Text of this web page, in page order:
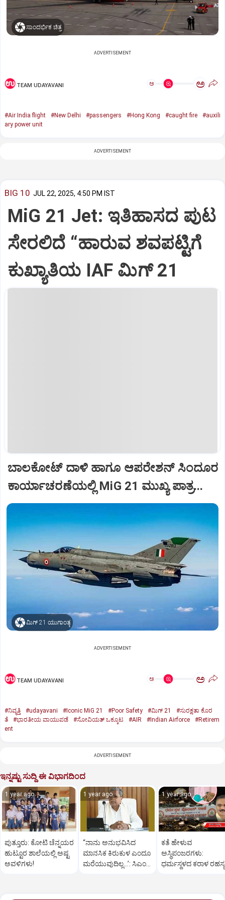
ಸಾಂದರ್ಭಿಕ ಚಿತ್ರ
ADVERTISEMENT
TEAM UDAYAVANI ಅ ಅ
#Air India flight #New Delhi #passengers #Hong Kong #caught fire
#auxili
ary power unit
ADVERTISEMENT
BIG 10 JUL 22, 2025, 4:50 PM IST
MiG 21 Jet: ಇತಿಹಾಸದ ಪುಟ
ಸೇರಲಿದೆ “ಹಾರುವ ಶವಪಟ್ಟಿಗೆ
ಕುಖ್ಯಾತಿಯ IAF ಮಿಗ್‌ 21
ಬಾಲಕೋಟ್‌ ದಾಳಿ ಹಾಗೂ ಆಪರೇಶನ್‌ ಸಿಂದೂರ
ಕಾರ್ಯಾಚರಣೆಯಲ್ಲಿ MiG 21 ಮುಖ್ಯ ಪಾತ್ರ...
ಮಿಗ್‌ 21 ಯುಗಾಂತ್ಯ
ADVERTISEMENT
TEAM UDAYAVANI ಅ ಅ
#ನಿವೃತ್ತಿ #udayavani #Iconic MiG 21 #Poor Safety #ಮಿಗ್‌ 21
#ಸುರಕ್ಷತಾ ಕೊರ
ತೆ
#ಭಾರತೀಯ ವಾಯುಪಡೆ #ಸೋವಿಯತ್‌ ಒಕ್ಕೂಟ #AIR #Indian Airforce
#Retirem
ent
ADVERTISEMENT
ಇನ್ನಷ್ಟು ಸುದ್ದಿ ಈ ವಿಭಾಗದಿಂದ
1 year ago
ಪುತ್ತೂರು: ಕೋಟಿ ಚೆನ್ನಯರ
ಹುಟ್ಟೂರ ಶಾಲೆಯಲ್ಲಿ ಅಷ್ಟ
ಅವಳಿಗಳು!
1 year ago
“ನಾನು ಅನುಭವಿಸಿದ
ಮಾನಸಿಕ ಕಿರುಕುಳ ಎಂದೂ
ಮರೆಯುವುದಿಲ್ಲ…’: ಸಿಎಂ
1 year ago
ಕತೆ ಹೇಳುವ
ಅಸ್ಥಿಪಂಜರಗಳು:
ಧರ್ಮಸ್ಥಳದ‌ ಕರಾಳ ರಹಸ್ಯ